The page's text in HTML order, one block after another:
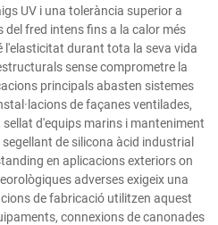
UV i una tolerància superior a
del fred intens fins a la calor més
durant tota la seva vida
sense comprometre la
principals abasten sistemes
de façanes ventilades,
d'equips marins i manteniment
de silicona àcid industrial
en aplicacions exteriors on
adverses exigeix una
de fabricació utilitzen aquest
connexions de canonades